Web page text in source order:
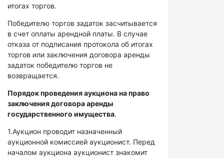
итогах торгов.
Победителю торгов задаток засчитывается
в счет оплаты арендной платы. В случае
отказа от подписания протокола об итогах
торгов или заключения договора аренды
задаток победителю торгов не
возвращается.
Порядок проведения аукциона на право
заключения договора аренды
государственного имущества.
1.Аукцион проводит назначенный
аукционной комиссией аукционист. Перед
началом аукциона аукционист знакомит